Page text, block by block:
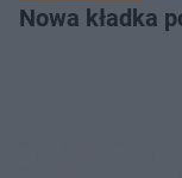
Nowa kładka